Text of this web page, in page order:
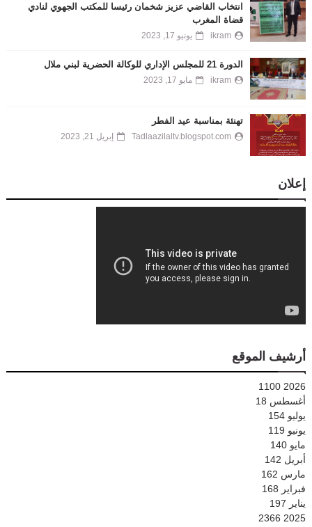
انتخاب القاضي عزيز شخمان رئيسا للمكتب الجهوي لنادي
قضاة المغرب
ikram يونيو 17, 2023
الدورة 21 للمجلس الإداري للوكالة الحضرية لبني ملال
ikram مايو 17, 2023
تهنئة بمناسبة عيد الفطر
Tadlaazilaltv.blogspot.com إبريل 21, 2023
إعلان
أرشيف الموقع
2026
1100
أغسطس 18
يوليو 154
يونيو 119
مايو 140
أبريل 142
مارس 162
فبراير 168
يناير 197
2025
2366